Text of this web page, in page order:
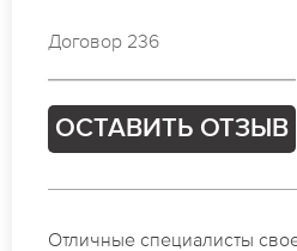
Договор 676
ОСТАВИТЬ
Спасибо огромное.